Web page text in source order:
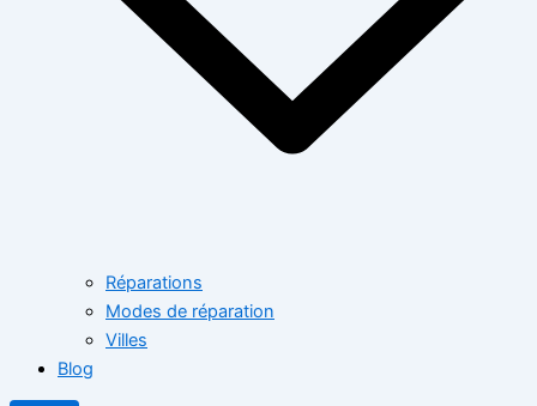
Réparations
Modes de réparation
Villes
Blog